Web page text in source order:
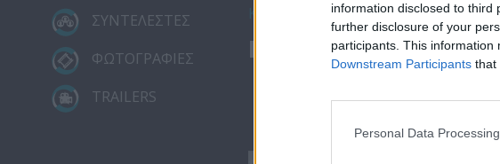
information disclosed to third
further disclosure of your
participants. This
Downstream Participants that
Personal Data
ΣΥΝΤΕΛΕΣΤΕΣ
ΦΩΤΟΓΡΑΦΙΕΣ
TRAILERS
Κατέβασε το
Μεσημέρι 22.08.18